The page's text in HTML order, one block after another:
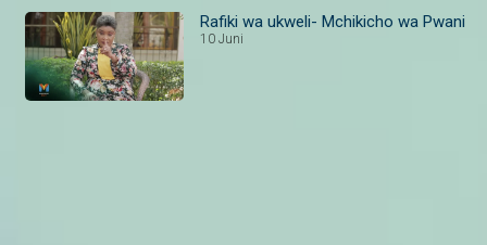
Rafiki wa ukweli- Mchikicho wa Pwani
10 Juni